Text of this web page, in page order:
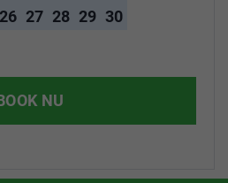
26 27 28 29 30
NU